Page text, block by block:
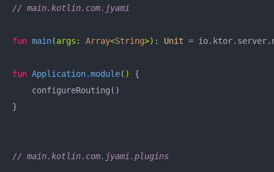
// main.kotlin.com.jyami
fun main(args: Array<String>) : Unit =
fun Application.module()
{
    configureRouting()
}
// main.kotlin.com.jyami.plugins